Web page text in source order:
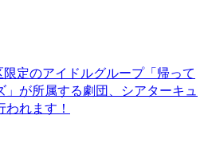
限定のアイドルグループ「帰って
が所属する劇団、シアターキュ
れます！